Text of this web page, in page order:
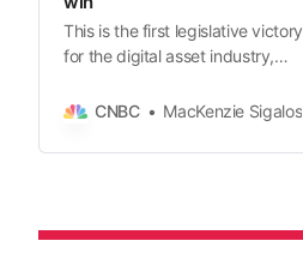
This is the first legislative victory
for the digital asset industry,
the 2024 election cycle.
CNBC MacKenzie Sigalos